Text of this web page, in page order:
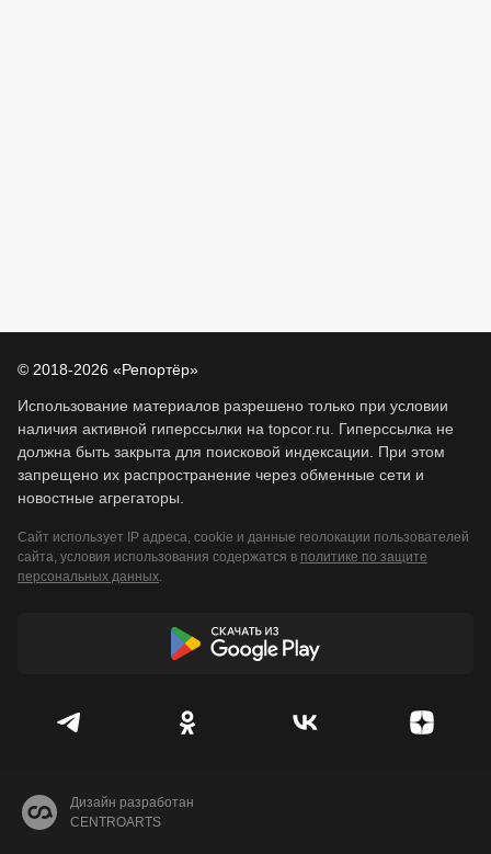
© 2018-2026 «Репортёр»
Использование материалов разрешено только при условии
наличия активной гиперссылки на topcor.ru. Гиперссылка не
должна быть закрыта для поисковой индексации. При этом
запрещено их распространение через обменные сети и
новостные агрегаторы.
Сайт использует IP адреса, cookie и данные геолокации пользователей
сайта, условия использования содержатся в политике по защите
персональных данных.
Дизайн разработан
CENTROARTS